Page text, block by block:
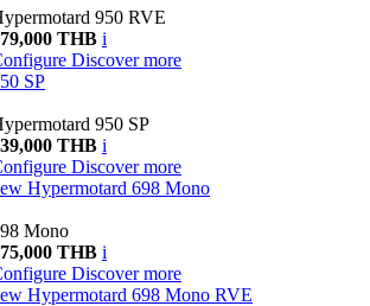
950 RVE
THB i
Discover more
SP
950 SP
THB i
Discover more
Hypermotard 698 Mono
Mono
THB i
Discover more
Hypermotard 698 Mono RVE